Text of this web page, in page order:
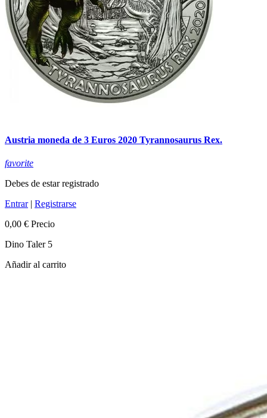
Austria moneda de 3 Euros 2020 Tyrannosaurus Rex.
favorite
Debes de estar registrado
Entrar| Registrarse
0,00 € Precio
Dino Taler 5
Añadir al carrito